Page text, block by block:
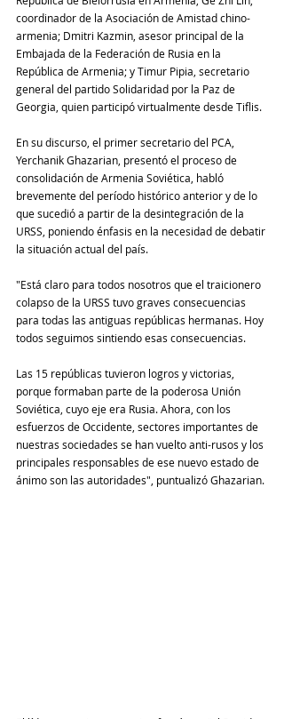
coordinador de la Asociación de Amistad chino-
armenia; Dmitri Kazmin, asesor principal de la
Embajada de la Federación de Rusia en la
República de Armenia; y Timur Pipia, secretario
general del partido Solidaridad por la Paz de
Georgia, quien participó virtualmente desde Tiflis.
En su discurso, el primer secretario del PCA,
Yerchanik Ghazarian, presentó el proceso de
consolidación de Armenia Soviética, habló
brevemente del período histórico anterior y de lo
que sucedió a partir de la desintegración de la
URSS, poniendo énfasis en la necesidad de debatir
la situación actual del país.
"Está claro para todos nosotros que el traicionero
colapso de la URSS tuvo graves consecuencias
para todas las antiguas repúblicas hermanas. Hoy
todos seguimos sintiendo esas consecuencias.
Las 15 repúblicas tuvieron logros y victorias,
porque formaban parte de la poderosa Unión
Soviética, cuyo eje era Rusia. Ahora, con los
esfuerzos de Occidente, sectores importantes de
nuestras sociedades se han vuelto anti-rusos y los
principales responsables de ese nuevo estado de
ánimo son las autoridades", puntualizó Ghazarian.